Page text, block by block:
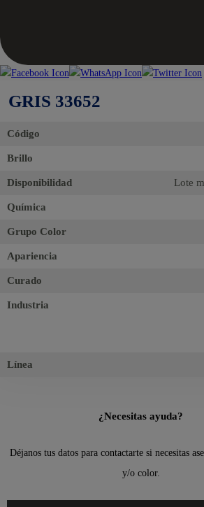
GRIS 33652
Código
Brillo
Disponibilidad Lote
Química
Grupo Color
Apariencia
Curado
Industria
Línea
¿Necesitas ayuda?
Déjanos tus datos para contactarte si necesitas
y/o color.